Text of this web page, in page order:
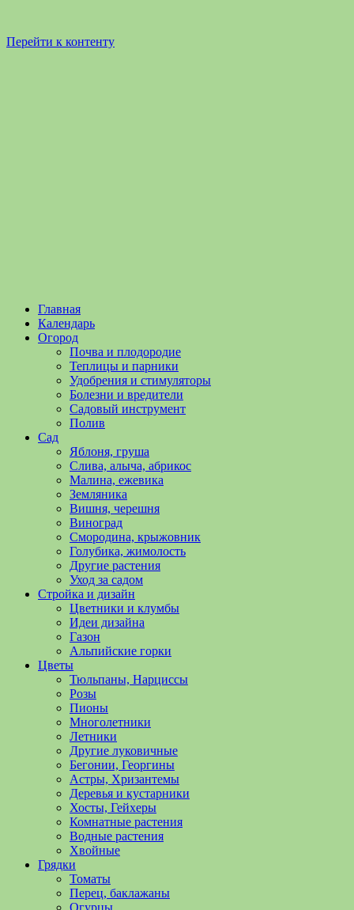
Перейти к контенту
Садоводство
Огородничество
Садоводство
огородничество
полезные
уходу
овощами,
растениями
Поможем
обустройстве
выращивании
Главная
Календарь
Огород
Почва и плодородие
Теплицы и парники
Удобрения и стимуляторы
Болезни и вредители
Садовый инструмент
Полив
Сад
Яблоня, груша
Слива, алыча, абрикос
Малина, ежевика
Земляника
Вишня, черешня
Виноград
Смородина, крыжовник
Голубика, жимолость
Другие растения
Уход за садом
Стройка и дизайн
Цветники и клумбы
Идеи дизайна
Газон
Альпийские горки
Цветы
Тюльпаны, Нарциссы
Розы
Пионы
Многолетники
Летники
Другие луковичные
Бегонии, Георгины
Астры, Хризантемы
Деревья и кустарники
Хосты, Гейхеры
Комнатные растения
Водные растения
Хвойные
Грядки
Томаты
Перец, баклажаны
Огурцы